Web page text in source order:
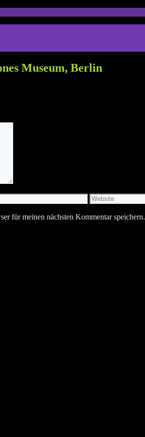
Museum, Berlin
Website
für meinen nächsten Kommentar speichern.